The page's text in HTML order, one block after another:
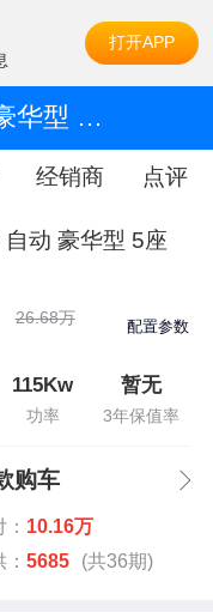
打开APP
2011款 1.6T 自动 豪华型 5座
经销商 点评
动 豪华型 5座
26.68万 配置参数
115Kw
功率
暂无
3年保值率
购车
10.16万
5685 (共36期)